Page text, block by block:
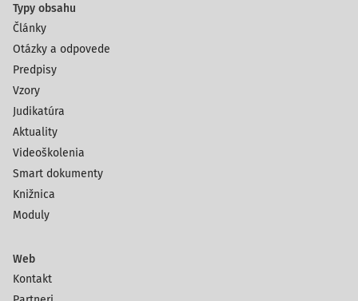
Typy obsahu
Články
Otázky a odpovede
Predpisy
Vzory
Judikatúra
Aktuality
Videoškolenia
Smart dokumenty
Knižnica
Moduly
Web
Kontakt